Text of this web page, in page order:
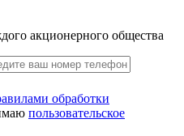
акционерного общества
обработки
пользовательское